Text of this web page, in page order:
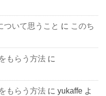
ついて思うこと に このち
もらう方法 に
もらう方法 にyukaffe よ